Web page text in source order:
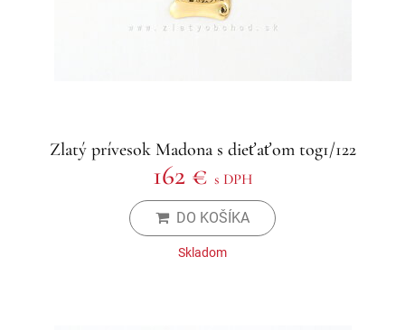
Zlatý prívesok Madona s dieťaťom tog1/122
162 € s DPH
DO KOŠÍKA
Skladom